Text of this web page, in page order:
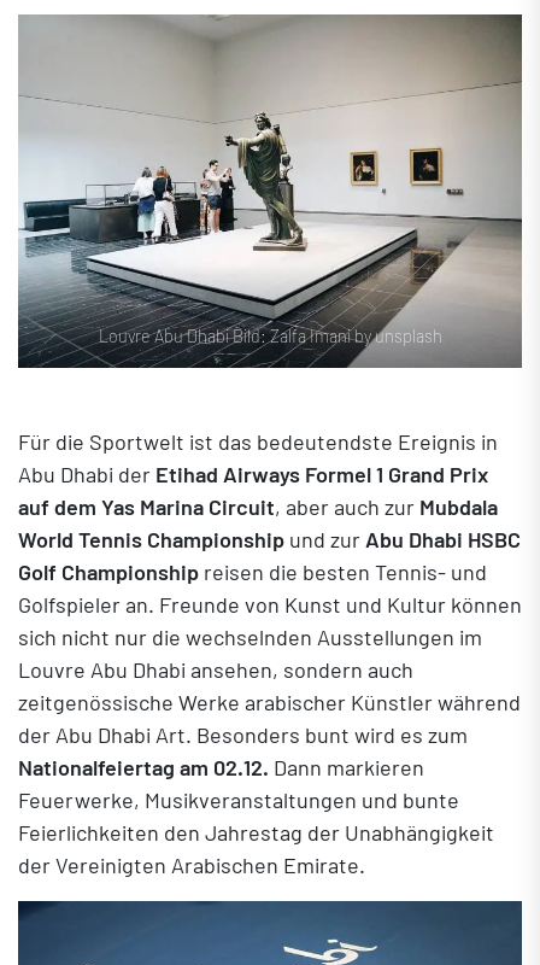
Louvre Abu Dhabi Bild: Zalfa Imani by unsplash
Für die Sportwelt ist das bedeutendste Ereignis in
Abu Dhabi der Etihad Airways Formel 1 Grand Prix
auf dem Yas Marina Circuit, aber auch zur Mubdala
World Tennis Championship und zur Abu Dhabi HSBC
Golf Championship reisen die besten Tennis- und
Golfspieler an. Freunde von Kunst und Kultur können
sich nicht nur die wechselnden Ausstellungen im
Louvre Abu Dhabi ansehen, sondern auch
zeitgenössische Werke arabischer Künstler während
der Abu Dhabi Art. Besonders bunt wird es zum
Nationalfeiertag am 02.12. Dann markieren
Feuerwerke, Musikveranstaltungen und bunte
Feierlichkeiten den Jahrestag der Unabhängigkeit
der Vereinigten Arabischen Emirate.